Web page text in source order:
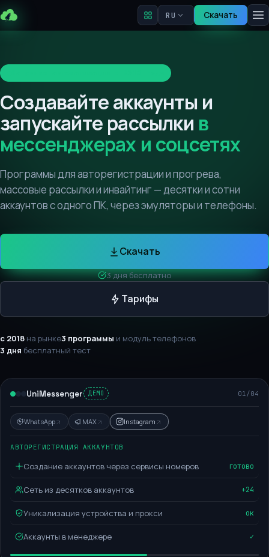
RU Скачать
Создавайте аккаунты и
запускайте рассылки в
мессенджерах и соцсетях
Программы для авторегистрации и прогрева,
массовые рассылки и инвайтинг — десятки и сотни
аккаунтов с одного ПК, через эмуляторы и телефоны.
Скачать
3 дня бесплатно
Тарифы
с 2018 на рынке3 программы и модуль телефонов
3 дня бесплатный тест
UniMessenger ДЕМО 01 /04
WhatsApp MAX Instagram
АВТОРЕГИСТРАЦИЯ АККАУНТОВ
Создание аккаунтов через сервисы номеров готово
Сеть из десятков аккаунтов +24
Уникализация устройства и прокси ок
Аккаунты в менеджере ✓